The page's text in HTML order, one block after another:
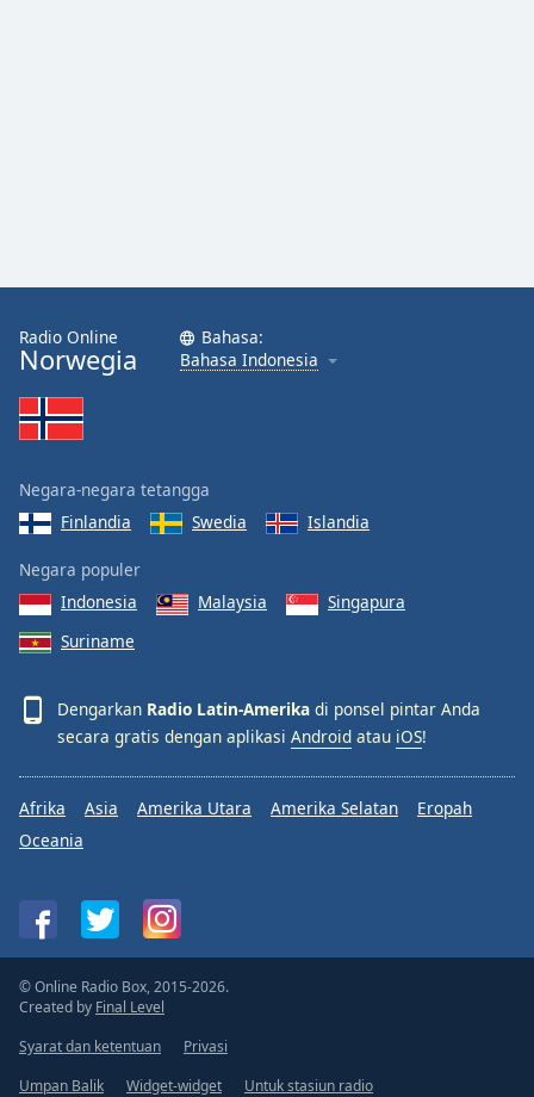
Radio Online
Norwegia
Bahasa:
Bahasa Indonesia
Negara-negara tetangga
Finlandia
Swedia Islandia
Negara populer
Indonesia
Malaysia
Singapura
Suriname
Dengarkan Radio Latin-Amerika di ponsel pintar Anda
secara gratis dengan aplikasi Android atau iOS!
Afrika Asia Amerika Utara Amerika Selatan
Eropah
Oceania
© Online Radio Box, 2015-2026.
Created by Final Level
Syarat dan ketentuan
Privasi
Umpan Balik
Widget-widget Untuk stasiun radio